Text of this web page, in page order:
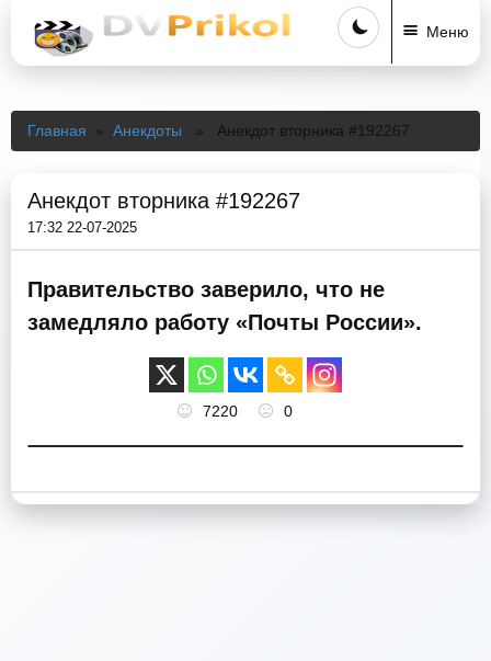
Меню
Главная » Анекдоты » Анекдот вторника #192267
Анекдот вторника #192267
17:32 22-07-2025
Правительство заверило, что не
замедляло работу «Почты России».
7220 0